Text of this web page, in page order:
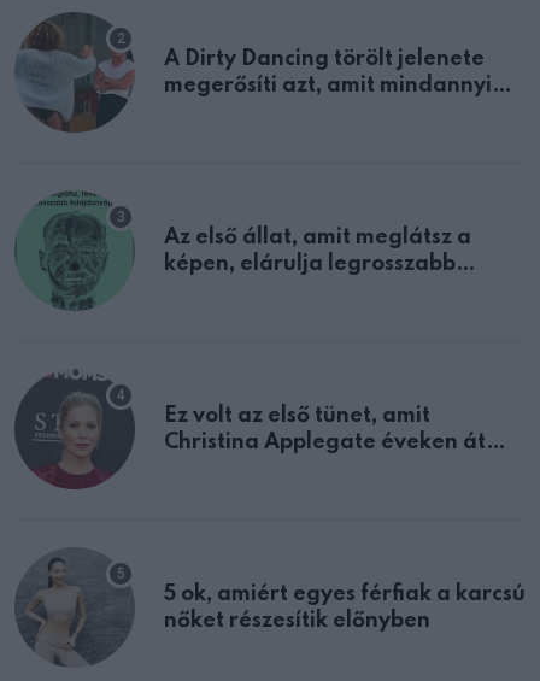
A Dirty Dancing törölt jelenete
megerősíti azt, amit mindannyian
Az első állat, amit meglátsz a
képen, elárulja legrosszabb
Ez volt az első tünet, amit
Christina Applegate éveken át
5 ok, amiért egyes férfiak a karcsú
nőket részesítik előnyben